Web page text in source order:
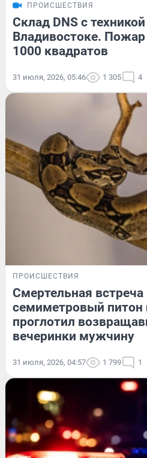
ПРОИСШЕСТВИЯ
Склад DNS с
Владивостоке. Пожар
1000 квадратов
31 июля, 2026, 05:46 1 305 4
ПРОИСШЕСТВИЯ
Смертельная
семиметровый питон
проглотил
вечеринки мужчину
31 июля, 2026, 04:57 1 799 1